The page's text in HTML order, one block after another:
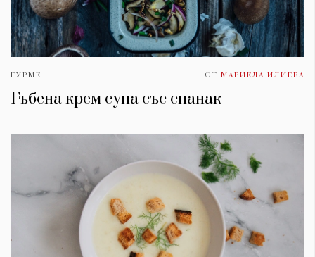
ГУРМЕ ОТ МАРИЕЛА ИЛИЕВА
Гъбена крем супа със спанак